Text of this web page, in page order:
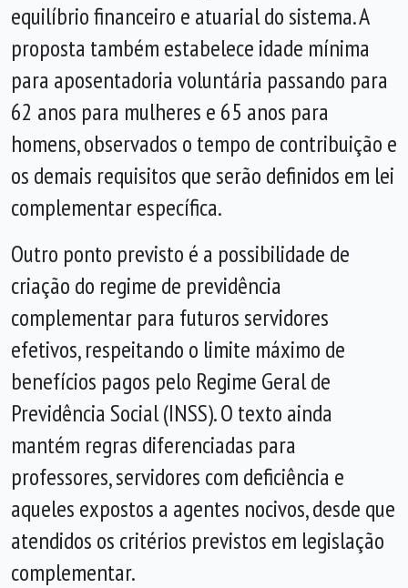
equilíbrio financeiro e atuarial do sistema. A
proposta também estabelece idade mínima
para aposentadoria voluntária passando para
62 anos para mulheres e 65 anos para
homens, observados o tempo de contribuição e
os demais requisitos que serão definidos em lei
complementar específica.
Outro ponto previsto é a possibilidade de
criação do regime de previdência
complementar para futuros servidores
efetivos, respeitando o limite máximo de
benefícios pagos pelo Regime Geral de
Previdência Social (INSS). O texto ainda
mantém regras diferenciadas para
professores, servidores com deficiência e
aqueles expostos a agentes nocivos, desde que
atendidos os critérios previstos em legislação
complementar.